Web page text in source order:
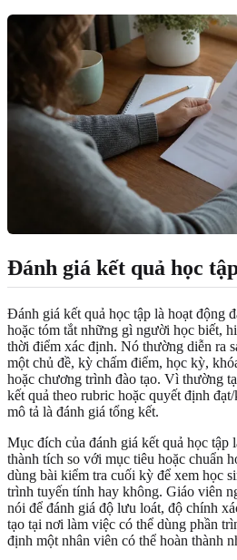
Đánh giá kết quả học
Đánh giá kết quả học tập là hoạt động
hoặc tóm tắt những gì người học biết,
thời điểm xác định. Nó thường diễn ra
một chủ đề, kỳ chấm điểm, học kỳ,
hoặc chương trình đào tạo. Vì thường
kết quả theo rubric hoặc quyết định
mô tả là đánh giá tổng kết.
Mục đích của đánh giá kết quả học tập
thành tích so với mục tiêu hoặc chuẩn
dùng bài kiểm tra cuối kỳ để xem học
trình tuyến tính hay không. Giáo viên
nói để đánh giá độ lưu loát, độ chính
tạo tại nơi làm việc có thể dùng phần
định một nhân viên có thể hoàn thành